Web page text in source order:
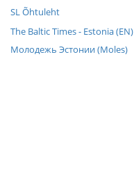
SL Õhtuleht
The Baltic Times - Estonia (EN)
Молодежь Эстонии (Moles)